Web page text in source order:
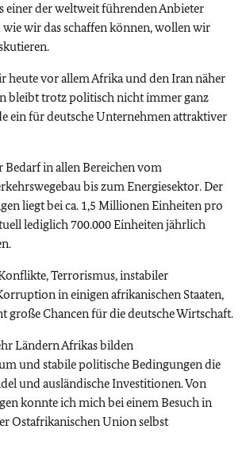
einer der weltweit führenden Anbieter
wie wir das schaffen können, wollen wir
heute vor allem Afrika und den Iran näher
bleibt trotz politisch nicht immer ganz
ein für deutsche Unternehmen attraktiver
Bedarf in allen Bereichen vom
bis zum Energiesektor. Der
liegt bei ca. 1,5 Millionen Einheiten pro
lediglich 700.000 Einheiten jährlich
Terrorismus, instabiler
in einigen afrikanischen Staaten,
große Chancen für die deutsche Wirtschaft.
Ländern Afrikas bilden
und stabile politische Bedingungen die
und ausländische Investitionen. Von
konnte ich mich bei einem Besuch in
Ostafrikanischen Union selbst